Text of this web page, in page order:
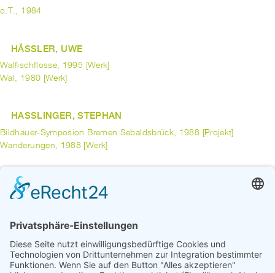
o.T., 1984
HÄSSLER, UWE
Walfischflosse, 1995 [Werk]
Wal, 1980 [Werk]
HASSLINGER, STEPHAN
Bildhauer-Symposion Bremen Sebaldsbrück, 1988 [Projekt]
Wanderungen, 1988 [Werk]
HAUS-RUCKER, CO
Offenes Haus, 1981 [Werk]
Skulptur und Farbe, 1983 [Projekt]
vorherige